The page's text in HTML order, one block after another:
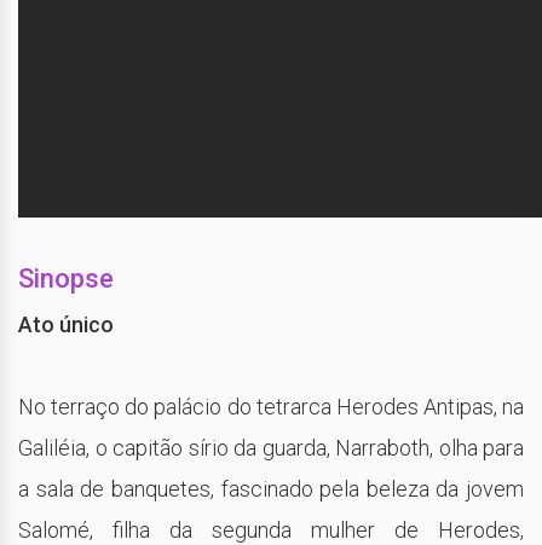
Sinopse
Ato único
No terraço do palácio do tetrarca Herodes Antipas, na
Galiléia, o capitão sírio da guarda, Narraboth, olha para
a sala de banquetes, fascinado pela beleza da jovem
Salomé, filha da segunda mulher de Herodes,